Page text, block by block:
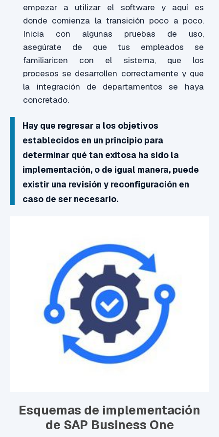
empezar a utilizar el software y aquí es
donde comienza la transición poco a poco.
Inicia con algunas pruebas de uso,
asegúrate de que tus empleados se
familiaricen con el sistema, que los
procesos se desarrollen correctamente y que
la integración de departamentos se haya
concretado.
Hay que regresar a los objetivos
establecidos en un principio para
determinar qué tan exitosa ha sido la
implementación, o de igual manera, puede
existir una revisión y reconfiguración en
caso de ser necesario.
Esquemas de implementación
de SAP Business One